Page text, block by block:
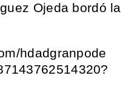
Ojeda bordó la
hdadgranpode